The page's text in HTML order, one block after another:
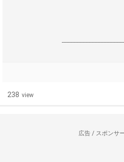
238 view
広告 / スポンサ